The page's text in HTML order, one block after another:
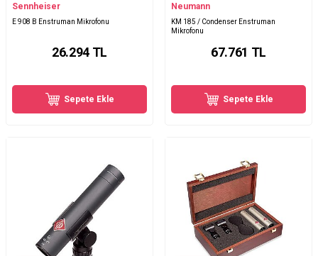
Sennheiser
E 908 B Enstruman Mikrofonu
26.294TL
Sepete Ekle
Neumann
KM 185 / Condenser Enstruman
Mikrofonu
67.761 TL
Sepete Ekle